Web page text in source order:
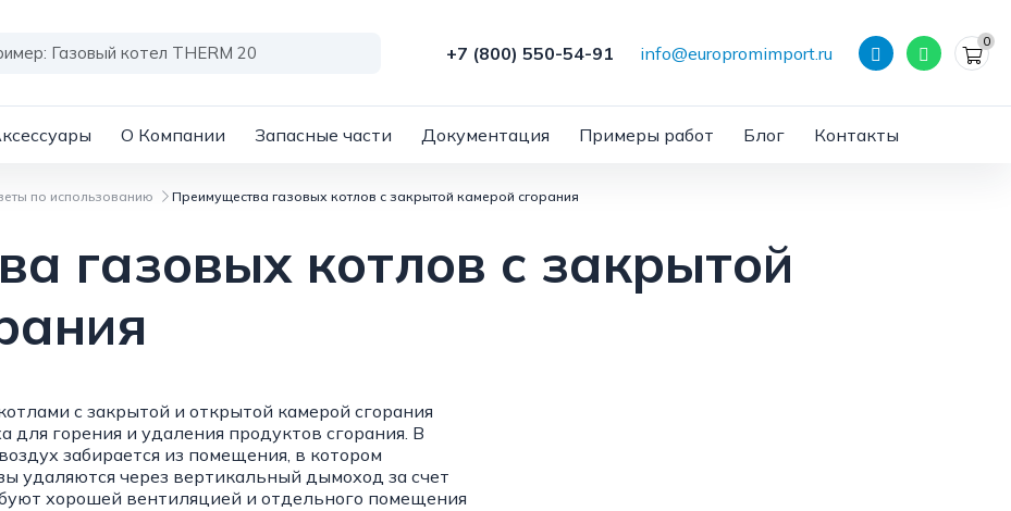
+7 (800) 550-54-91 info@europromimport.ru
0
О Компании Запасные части Документация Примеры работ Блог Контакты
по использованию Преимущества газовых котлов с закрытой камерой сгорания
газовых котлов с закрытой
с закрытой и открытой камерой сгорания
для горения и удаления продуктов сгорания. В
забирается из помещения, в котором
удаляются через вертикальный дымоход за счет
хорошей вентиляцией и отдельного помещения